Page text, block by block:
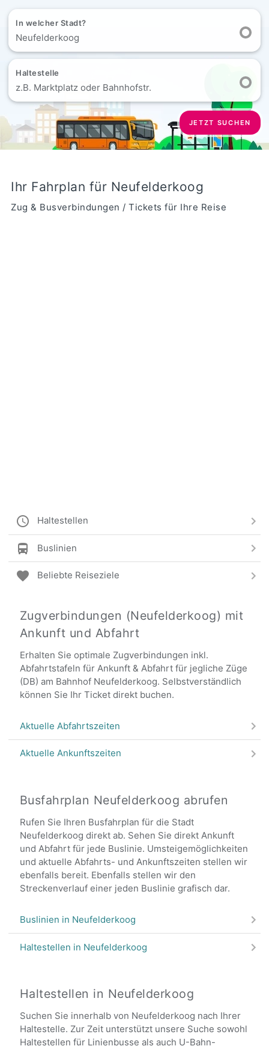
In welcher Stadt?
Neufelderkoog
Haltestelle
z.B. Marktplatz oder Bahnhofstr.
JETZT SUCHEN
Ihr Fahrplan für Neufelderkoog
Zug & Busverbindungen / Tickets für Ihre Reise
Haltestellen
Buslinien
Beliebte Reiseziele
Zugverbindungen (Neufelderkoog) mit
Ankunft und Abfahrt
Erhalten Sie optimale Zugverbindungen inkl.
Abfahrtstafeln für Ankunft & Abfahrt für jegliche Züge
(DB) am Bahnhof Neufelderkoog. Selbstverständlich
können Sie Ihr Ticket direkt buchen.
Aktuelle Abfahrtszeiten
Aktuelle Ankunftszeiten
Busfahrplan Neufelderkoog abrufen
Rufen Sie Ihren Busfahrplan für die Stadt
Neufelderkoog direkt ab. Sehen Sie direkt Ankunft
und Abfahrt für jede Buslinie. Umsteigemöglichkeiten
und aktuelle Abfahrts- und Ankunftszeiten stellen wir
ebenfalls bereit. Ebenfalls stellen wir den
Streckenverlauf einer jeden Buslinie grafisch dar.
Buslinien in Neufelderkoog
Haltestellen in Neufelderkoog
Haltestellen in Neufelderkoog
Suchen Sie innerhalb von Neufelderkoog nach Ihrer
Haltestelle. Zur Zeit unterstützt unsere Suche sowohl
Haltestellen für Linienbusse als auch U-Bahn-